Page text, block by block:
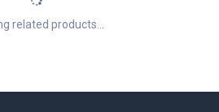
related products...